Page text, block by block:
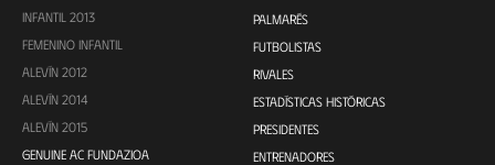
INFANTIL 2013
FEMENINO INFANTIL
ALEVÍN 2012
ALEVÍN 2014
ALEVÍN 2015
GENUINE AC FUNDAZIOA
PALMARÉS
FUTBOLISTAS
RIVALES
ESTADÍSTICAS HISTÓRICAS
PRESIDENTES
ENTRENADORES